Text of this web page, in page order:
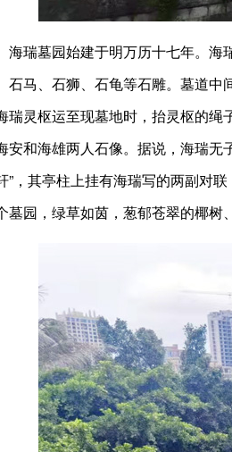
瑞墓园始建于明万历十七年。海瑞
石马、石狮、石龟等石雕。墓道中
瑞灵枢运至现墓地时，抬灵枢的
安和海雄两人石像。据说，海瑞无
”，其亭柱上挂有海瑞写的两副对
墓园，绿草如茵，葱郁苍翠的椰树